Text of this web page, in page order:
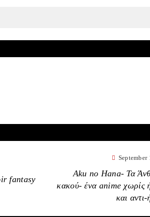
fantasy
September
Aku no Hana- Τα
κακού- ένα anime χωρίς
και